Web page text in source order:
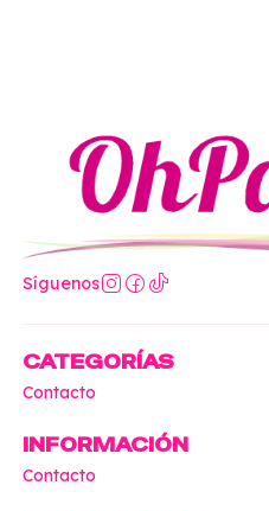
Síguenos
CATEGORÍAS
Contacto
INFORMACIÓN
Contacto